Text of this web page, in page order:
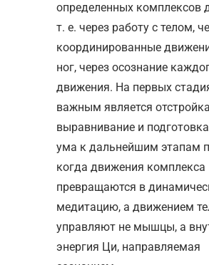
определенных комплексов
т. е. через работу с телом,
координированные
ног, через осознание
движения. На первых
важным является
выравнивание и
ума к дальнейшим этапам
когда движения комплекса
превращаются в
медитацию, а движением
управляют не мышцы, а
энергия Ци, направляемая